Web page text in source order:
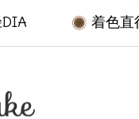
着色直